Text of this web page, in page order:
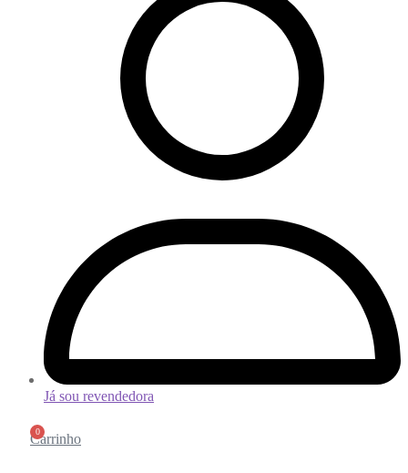
Já sou revendedora
0
Carrinho